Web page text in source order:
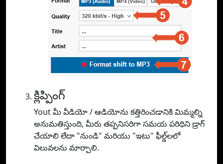
క్లిప్పింగ్
Yout మీ వీడియో / ఆడియోను కత్తిరించడానికి మిమ్మల్ని
అనుమతిస్తుంది, మీరు తప్పనిసరిగా సమయ పరిధిని డ్రాగ్
చేయాలి లేదా "నుండి" మరియు "ఇటు" ఫీల్డ్‌లలో
విలువలను మార్చాలి.